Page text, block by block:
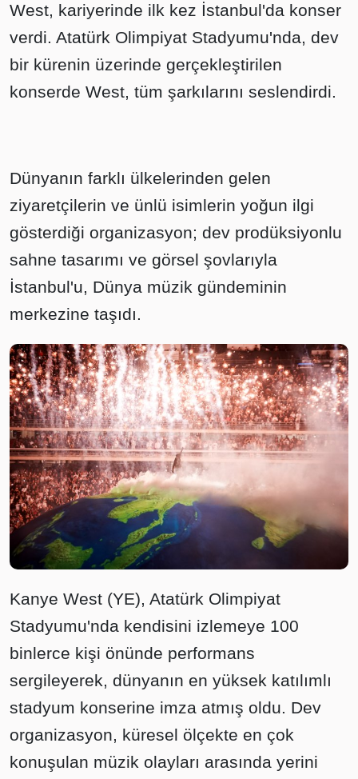
West, kariyerinde ilk kez İstanbul'da konser
verdi. Atatürk Olimpiyat Stadyumu'nda, dev
bir kürenin üzerinde gerçekleştirilen
konserde West, tüm şarkılarını seslendirdi.
Dünyanın farklı ülkelerinden gelen
ziyaretçilerin ve ünlü isimlerin yoğun ilgi
gösterdiği organizasyon; dev prodüksiyonlu
sahne tasarımı ve görsel şovlarıyla
İstanbul'u, Dünya müzik gündeminin
merkezine taşıdı.
Kanye West (YE), Atatürk Olimpiyat
Stadyumu'nda kendisini izlemeye 100
binlerce kişi önünde performans
sergileyerek, dünyanın en yüksek katılımlı
stadyum konserine imza atmış oldu. Dev
organizasyon, küresel ölçekte en çok
konuşulan müzik olayları arasında yerini